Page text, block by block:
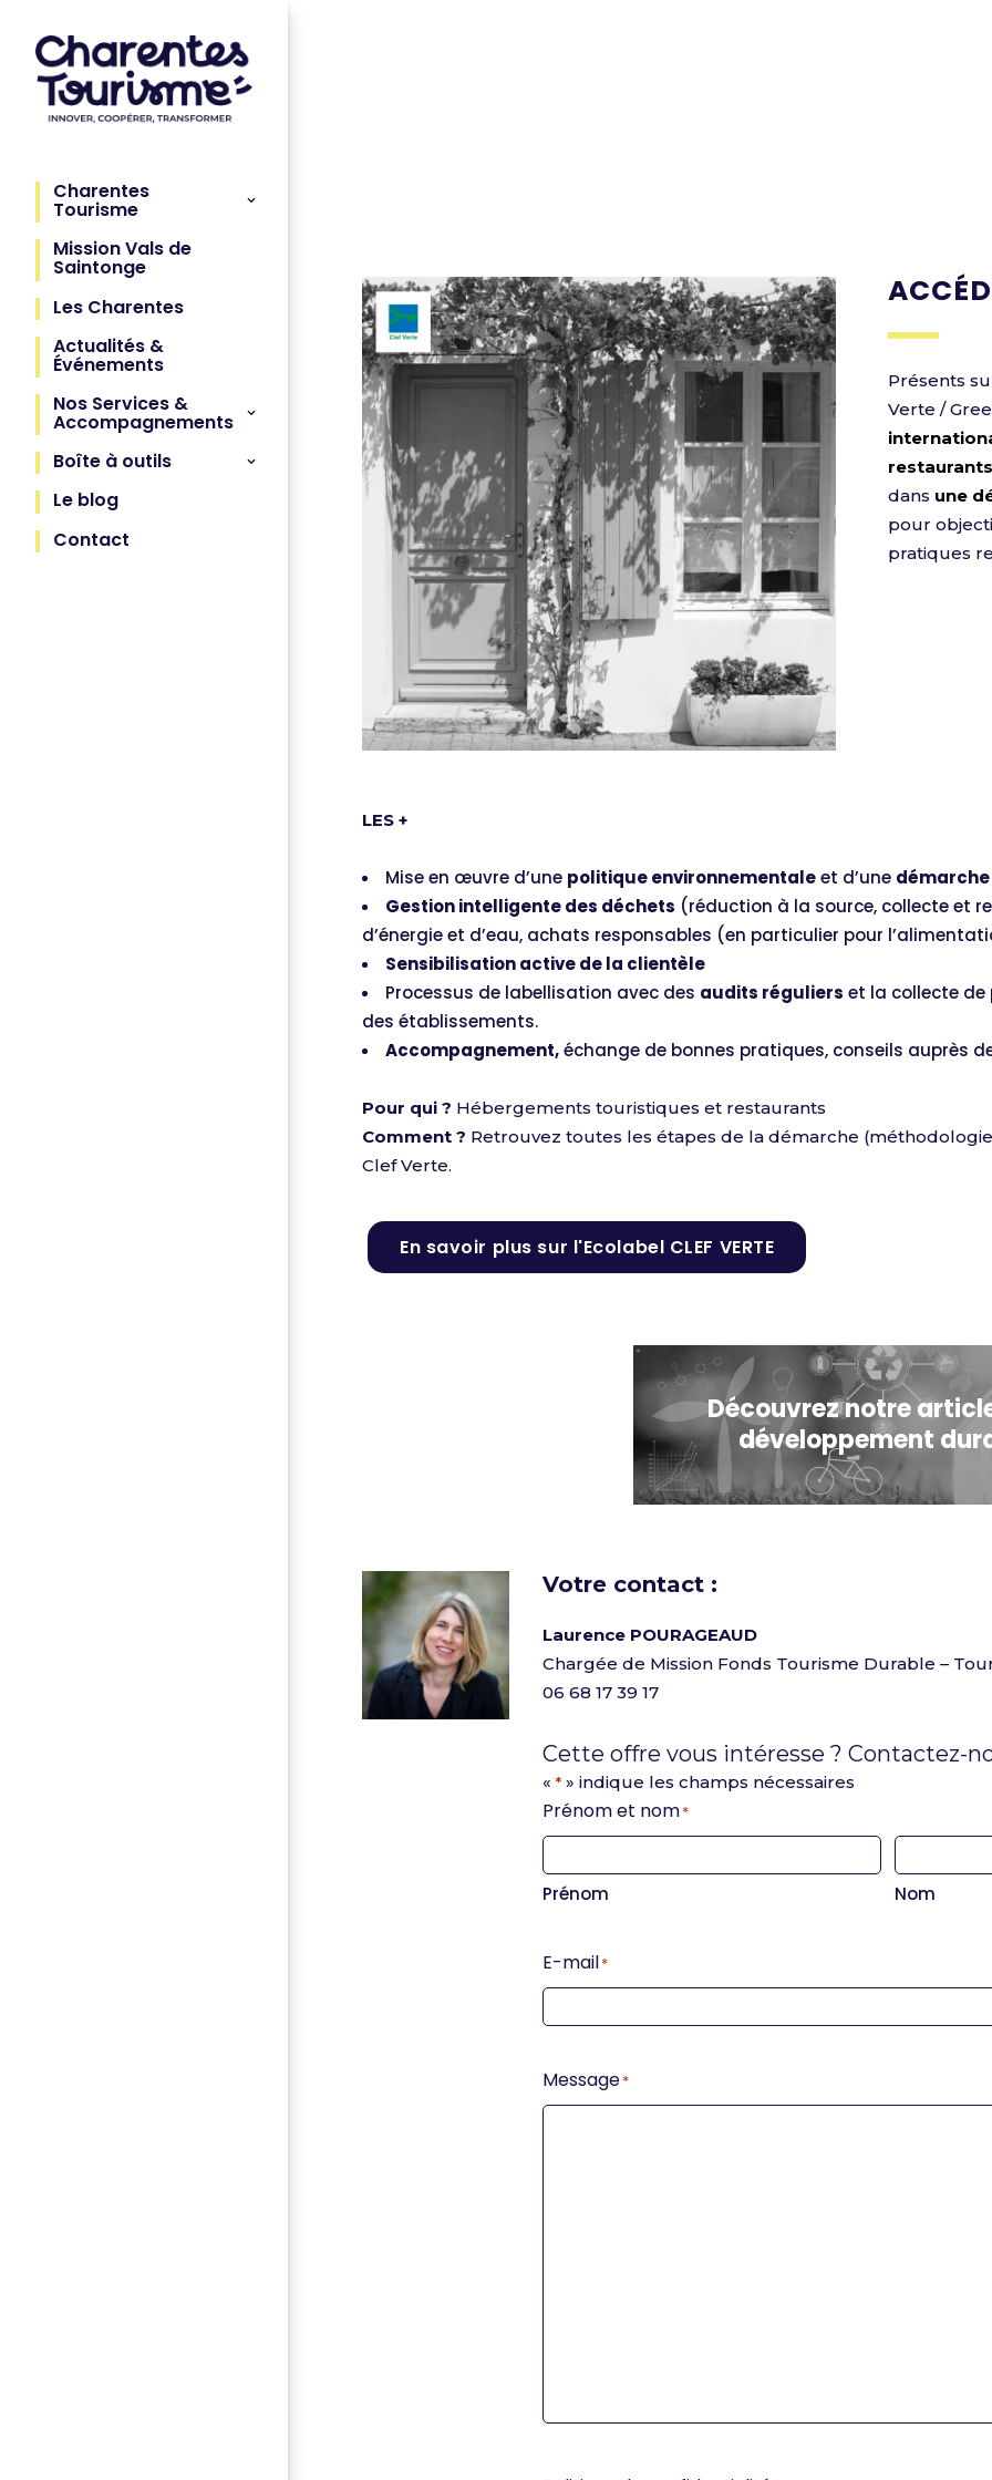
Charentes
Tourisme
Mission Vals de
Saintonge
Les Charentes
Actualités &
Événements
Nos Services &
Accompagnements
Boîte à outils
Le blog
Contact
Présents
Verte /
dans une
pour
pratiques
LES +
Mise en œuvre d’une politique environnementaleet d’une
Gestion intelligente des déchets (réduction à la source, collecte et
d’énergie et d’eau, achats responsables (en particulier pour
Sensibilisation active de la clientèle
Processus de labellisation avec des audits réguliers et la collecte de
des établissements.
Accompagnement,échange de bonnes pratiques, conseils auprès
Pour qui ? Hébergements touristiques et restaurants
Comment ? Retrouvez toutes les étapes de la démarche
Clef Verte.
En savoir plus sur l'Ecolabel CLEF VERTE
Découvrez notre
développement
Votre contact :
Laurence POURAGEAUD
Chargée de Mission Fonds Tourisme Durable –
06 68 17 39 17
Cette offre vous intéresse ? Contactez-
«* » indique les champs nécessaires
Prénom et nom*
Prénom Nom
E-mail*
Message*